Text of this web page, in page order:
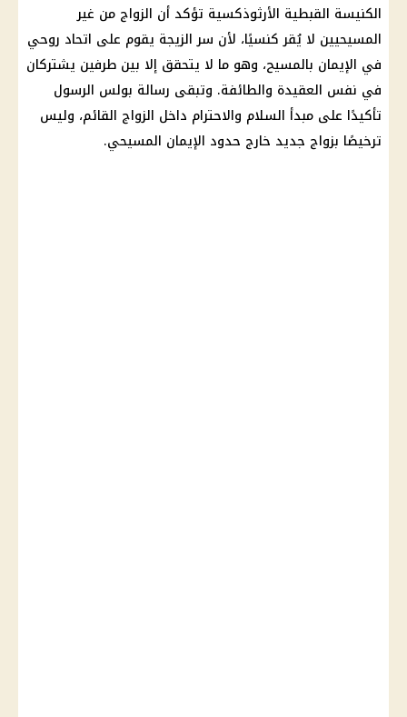
الكنيسة القبطية الأرثوذكسية تؤكد أن الزواج من غير
المسيحيين لا يُقر كنسيًا، لأن سر الزيجة يقوم على اتحاد روحي
في الإيمان بالمسيح، وهو ما لا يتحقق إلا بين طرفين يشتركان
في نفس العقيدة والطائفة. وتبقى رسالة بولس الرسول
تأكيدًا على مبدأ السلام والاحترام داخل الزواج القائم، وليس
ترخيصًا بزواج جديد خارج حدود الإيمان المسيحي.